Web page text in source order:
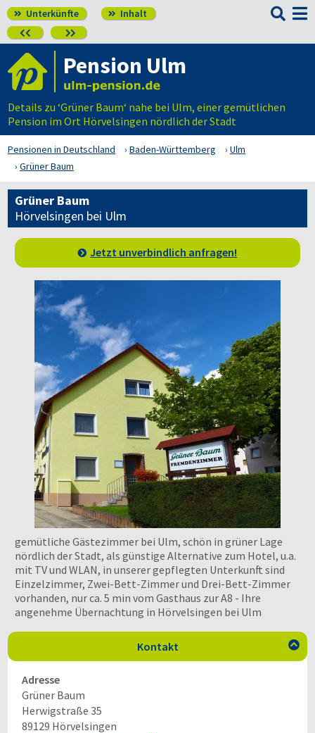
 Unterkünfte  Inhalt
 

Pension Ulm
Details zu ‘Grüner Baum‘ nahe bei Ulm, einer gemütlichen
Pension im Ort Hörvelsingen nördlich der Stadt
Pensionen in Deutschland Baden-Württemberg
Ulm
Grüner Baum
Grüner Baum
Hörvelsingen bei Ulm
Jetzt unverbindlich anfragen!
gemütliche Gästezimmer bei Ulm, schön in grüner Lage
nördlich der Stadt, als günstige Alternative zum Hotel, u.a.
mit TV und WLAN, in unserer gepflegten Unterkunft sind
Einzelzimmer, Zwei-Bett-Zimmer und Drei-Bett-Zimmer
vorhanden, nur ca. 5 min vom Gasthaus zur A8 - Ihre
angenehme Übernachtung in Hörvelsingen bei Ulm
Kontakt 
Adresse
Grüner Baum
Herwigstraße 35
89129 Hörvelsingen